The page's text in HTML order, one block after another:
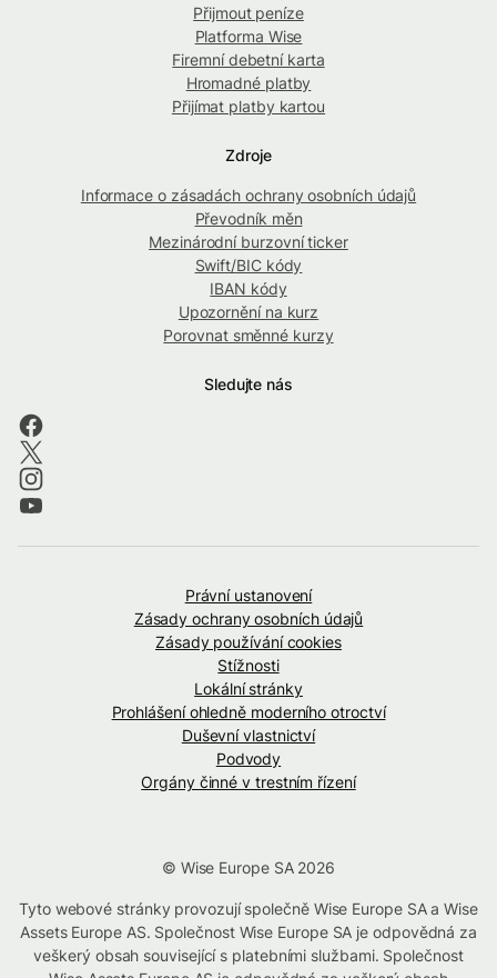
Přijmout peníze
Platforma Wise
Firemní debetní karta
Hromadné platby
Přijímat platby kartou
Zdroje
Informace o zásadách ochrany osobních údajů
Převodník měn
Mezinárodní burzovní ticker
Swift/BIC kódy
IBAN kódy
Upozornění na kurz
Porovnat směnné kurzy
Sledujte nás
Právní ustanovení
Zásady ochrany osobních údajů
Zásady používání cookies
Stížnosti
Lokální stránky
Prohlášení ohledně moderního otroctví
Duševní vlastnictví
Podvody
Orgány činné v trestním řízení
© Wise Europe SA 2026
Tyto webové stránky provozují společně Wise Europe SA a Wise
Assets Europe AS. Společnost Wise Europe SA je odpovědná za
veškerý obsah související s platebními službami. Společnost